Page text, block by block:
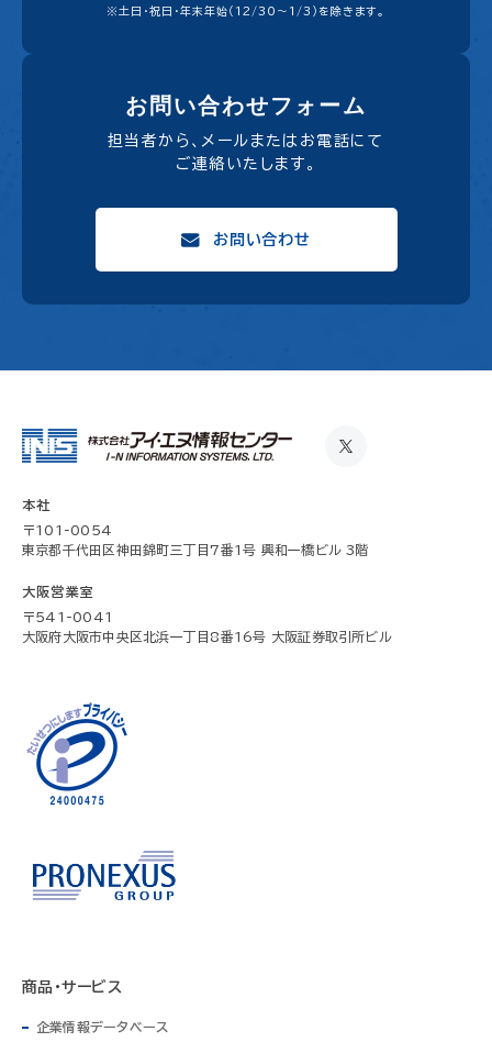
※土日・祝日・年末年始（12/30～1/3）を除きます。
お問い合わせフォーム
担当者から、メールまたはお電話にて
ご連絡いたします。
お問い合わせ
本社
〒101-0054
東京都千代田区神田錦町三丁目7番1号 興和一橋ビル 3階
大阪営業室
〒541-0041
大阪府大阪市中央区北浜一丁目8番16号 大阪証券取引所ビル
商品・サービス
企業情報データベース